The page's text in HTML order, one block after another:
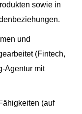
sowie in
und
(Fintech,
Agentur mit
(auf